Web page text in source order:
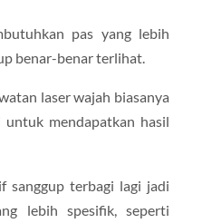
pas yang lebih
benar-benar terlihat.
laser wajah biasanya
mendapatkan hasil
sanggup terbagi lagi jadi
lebih spesifik, seperti